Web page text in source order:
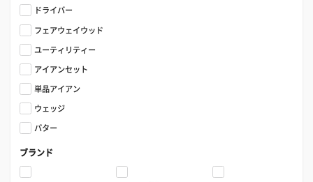
ドライバー
フェアウェイウッド
ユーティリティー
アイアンセット
単品アイアン
ウェッジ
パター
ブランド